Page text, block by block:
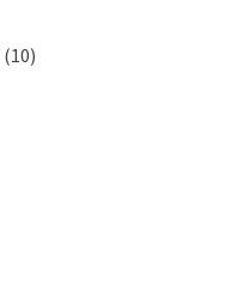
(10)